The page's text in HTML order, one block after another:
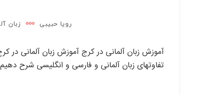
رویا حبیبی زبان
آموزش زبان آلمانی در کرج آموزش زبان آلمانی
تفاوتهای زبان آلمانی و فارسی و انگلیسی شرح